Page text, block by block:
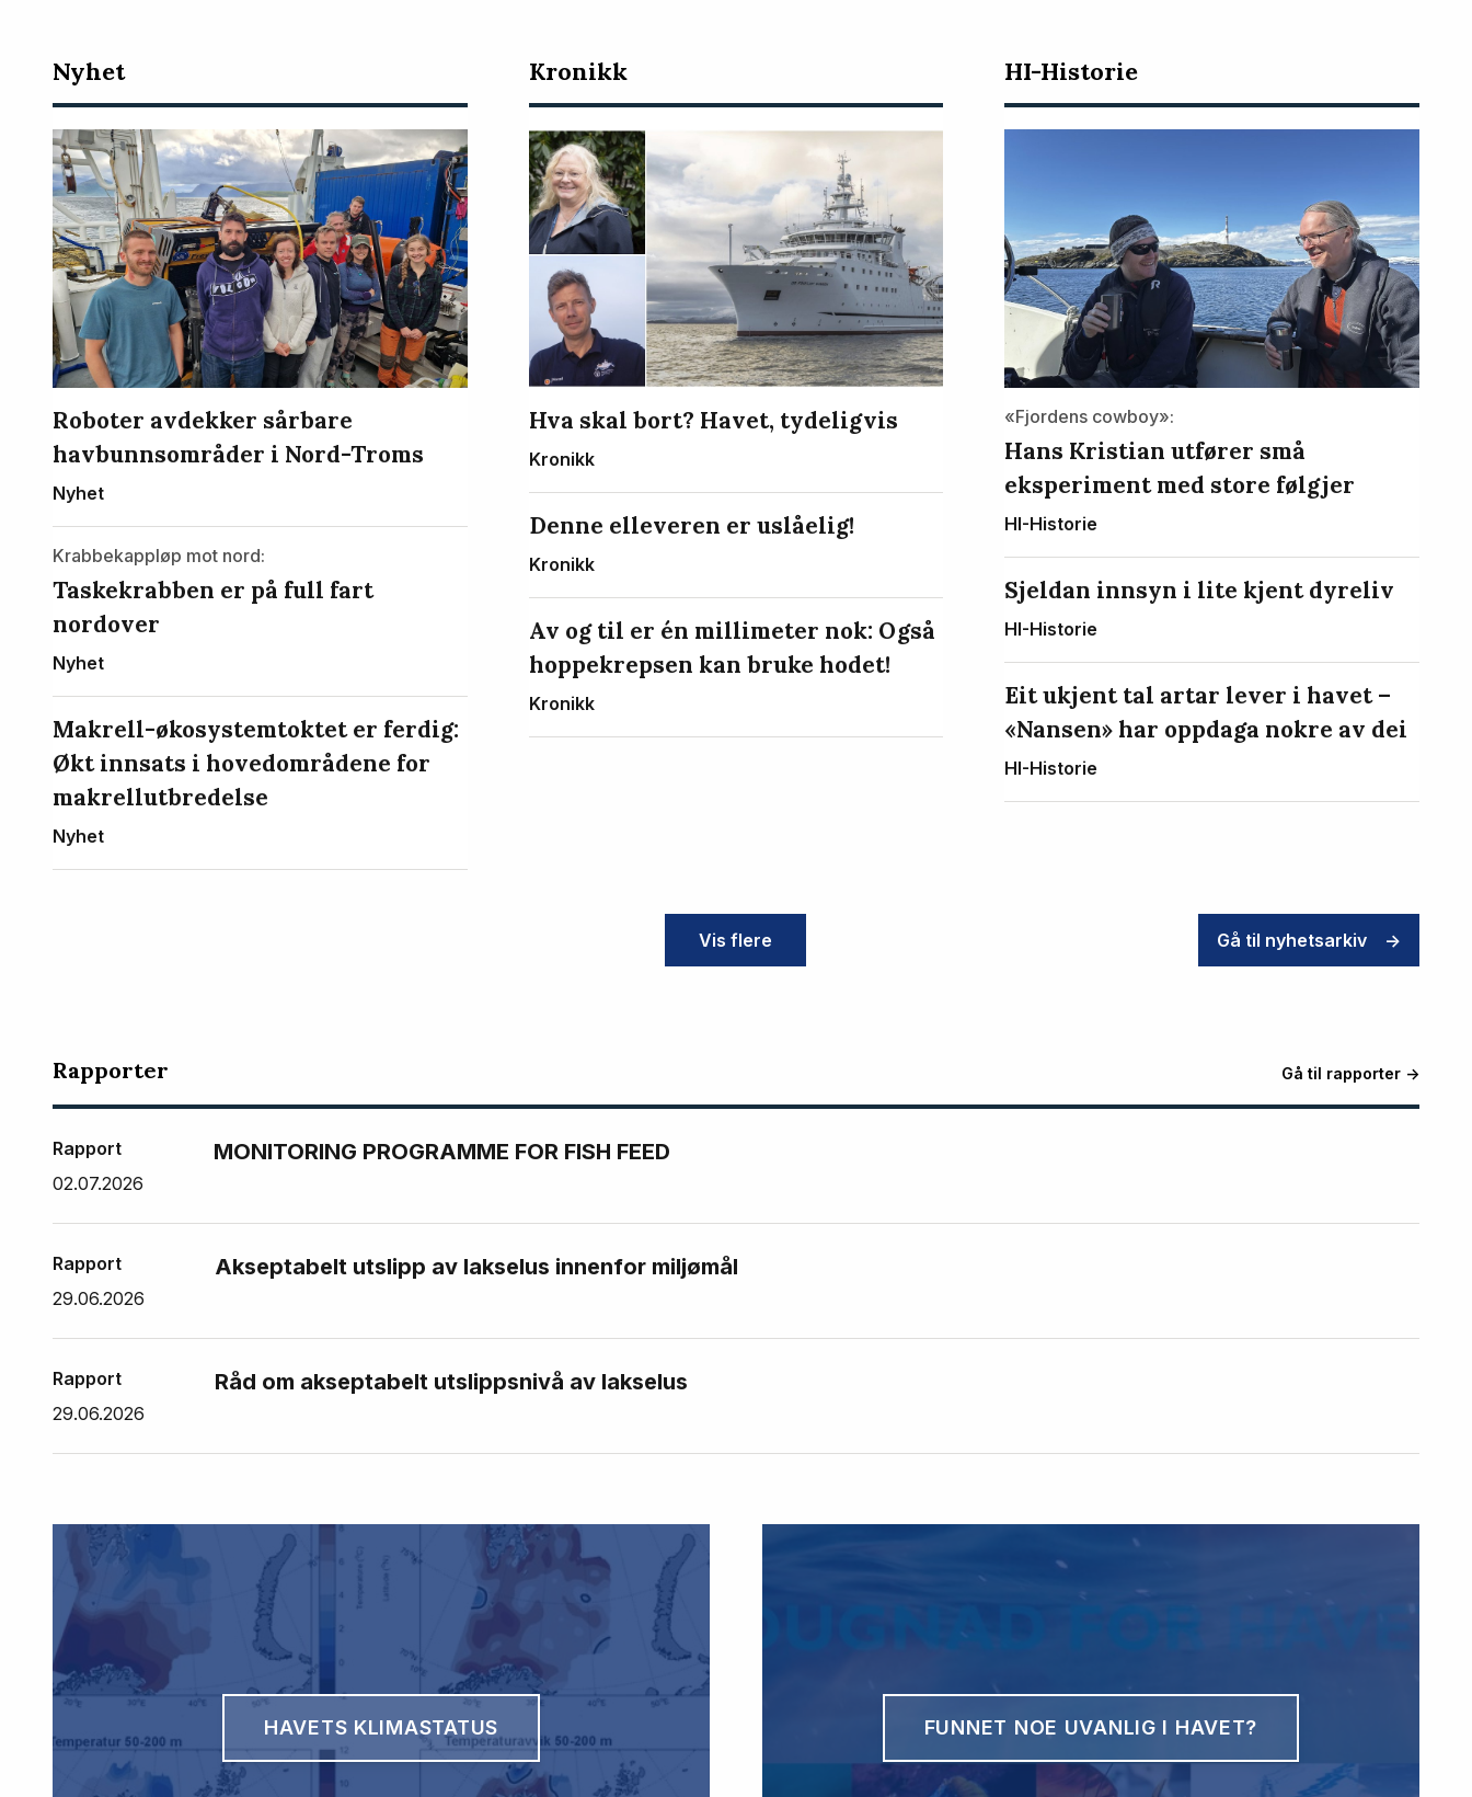
Nyeste
artikler
Nyhet
Roboter avdekker sårbare
havbunnsområder i Nord-Troms
Nyhet
Krabbekappløp mot nord:
Taskekrabben er på full fart
nordover
Nyhet
Makrell-økosystemtoktet er ferdig:
Økt innsats i hovedområdene for
makrellutbredelse
Nyhet
Kronikk
Hva skal bort? Havet, tydeligvis
Kronikk
Denne elleveren er uslåelig!
Kronikk
Av og til er én millimeter nok: Også
hoppekrepsen kan bruke hodet!
Kronikk
HI-Historie
«Fjordens cowboy»:
Hans Kristian utfører små
eksperiment med store følgjer
HI-Historie
Sjeldan innsyn i lite kjent dyreliv
HI-Historie
Eit ukjent tal artar lever i havet –
«Nansen» har oppdaga nokre av dei
HI-Historie
Vis flere Gå til nyhetsarkiv ->
Rapporter Gå til rapporter ->
Rapport
02.07.2026
MONITORING PROGRAMME FOR FISH FEED
Rapport
29.06.2026
Akseptabelt utslipp av lakselus innenfor miljømål
Rapport
29.06.2026
Råd om akseptabelt utslippsnivå av lakselus
HAVETS KLIMASTATUS FUNNET NOE UVANLIG I HAVET?